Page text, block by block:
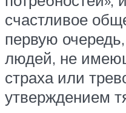
счастливое
первую
людей, не
страха или
утверждением